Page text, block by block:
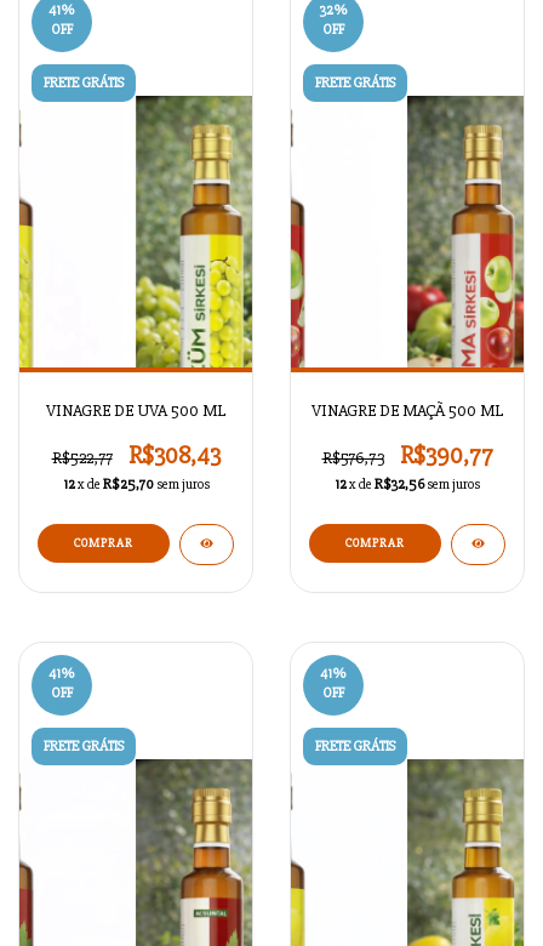
41%
OFF
FRETE GRÁTIS
VINAGRE DE UVA 500 ML
R$522,77 R$308,43
12x de R$25,70 sem juros
32%
OFF
FRETE GRÁTIS
VINAGRE DE MAÇÃ 500 ML
R$576,73 R$390,77
12x de R$32,56 sem juros
41%
OFF
FRETE GRÁTIS
41%
OFF
FRETE GRÁTIS